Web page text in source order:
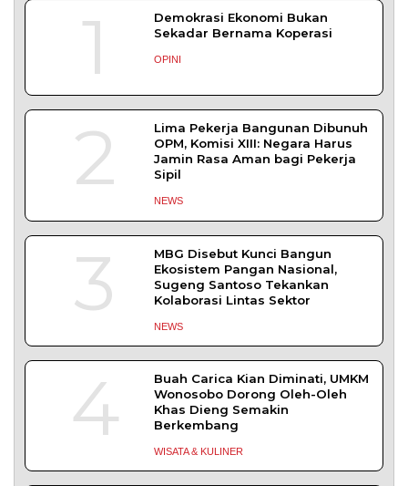
1
Demokrasi Ekonomi Bukan
Sekadar Bernama Koperasi
OPINI
2
Lima Pekerja Bangunan Dibunuh
OPM, Komisi XIII: Negara Harus
Jamin Rasa Aman bagi Pekerja
Sipil
NEWS
3
MBG Disebut Kunci Bangun
Ekosistem Pangan Nasional,
Sugeng Santoso Tekankan
Kolaborasi Lintas Sektor
NEWS
4
Buah Carica Kian Diminati, UMKM
Wonosobo Dorong Oleh-Oleh
Khas Dieng Semakin
Berkembang
WISATA & KULINER